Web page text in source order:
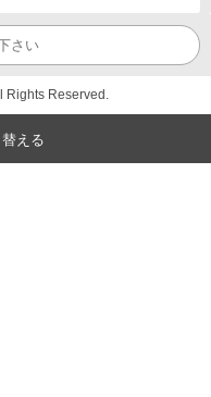
Rights Reserved.
える